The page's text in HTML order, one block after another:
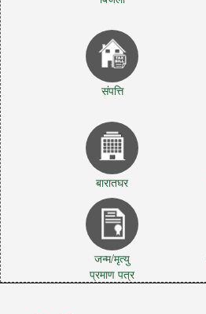
संपत्ति
बारातघर
जन्म/मृत्यु
प्रमाण पत्र